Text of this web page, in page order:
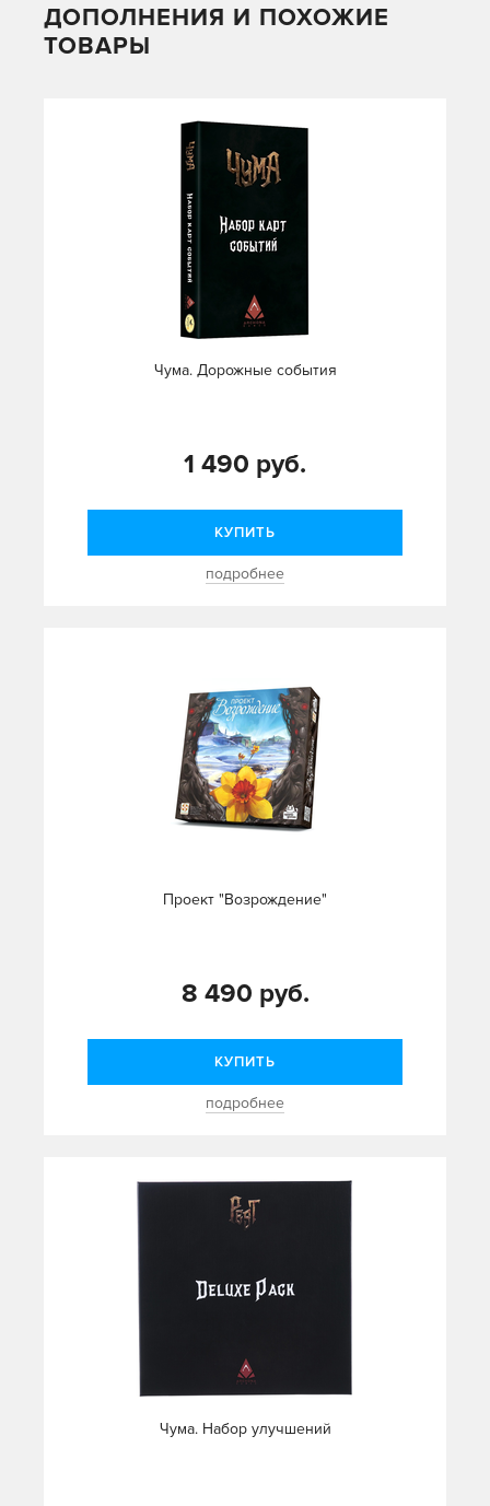
ДОПОЛНЕНИЯ И ПОХОЖИЕ
ТОВАРЫ
Чума. Дорожные события
1 490 руб.
КУПИТЬ
подробнее
Проект "Возрождение"
8 490 руб.
КУПИТЬ
подробнее
Чума. Набор улучшений